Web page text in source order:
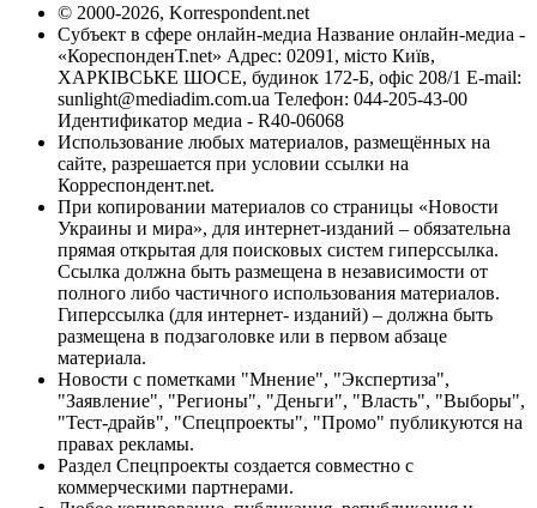
© 2000-2026, Korrespondent.net
Субъект в сфере онлайн-медиа Название онлайн-медиа -
«КореспонденТ.net» Адрес: 02091, місто Київ,
ХАРКІВСЬКЕ ШОСЕ, будинок 172-Б, офіс 208/1 E-mail:
sunlight@mediadim.com.ua Телефон: 044-205-43-00
Идентификатор медиа - R40-06068
Использование любых материалов, размещённых на
сайте, разрешается при условии ссылки на
Корреспондент.net.
При копировании материалов со страницы «Новости
Украины и мира», для интернет-изданий – обязательна
прямая открытая для поисковых систем гиперссылка.
Ссылка должна быть размещена в независимости от
полного либо частичного использования материалов.
Гиперссылка (для интернет- изданий) – должна быть
размещена в подзаголовке или в первом абзаце
материала.
Новости с пометками "Мнение", "Экспертиза",
"Заявление", "Регионы", "Деньги", "Власть", "Выборы",
"Тест-драйв", "Спецпроекты", "Промо" публикуются на
правах рекламы.
Раздел Спецпроекты создается совместно с
коммерческими партнерами.